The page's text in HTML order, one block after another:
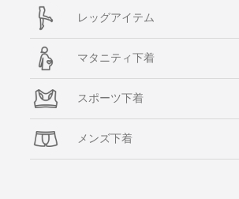
レッグアイテム
マタニティ下着
スポーツ下着
メンズ下着